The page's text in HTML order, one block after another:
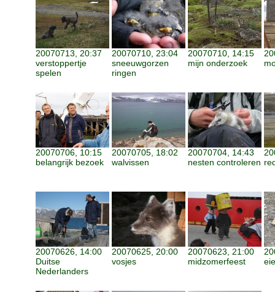
20070713, 20:37
verstoppertje
spelen
20070710, 23:04
sneeuwgorzen
ringen
20070710, 14:15
mijn onderzoek
20070706, 10:15
belangrijk bezoek
20070705, 18:02
walvissen
20070704, 14:43
nesten controleren
20070626, 14:00
Duitse
Nederlanders
20070625, 20:00
vosjes
20070623, 21:00
midzomerfeest